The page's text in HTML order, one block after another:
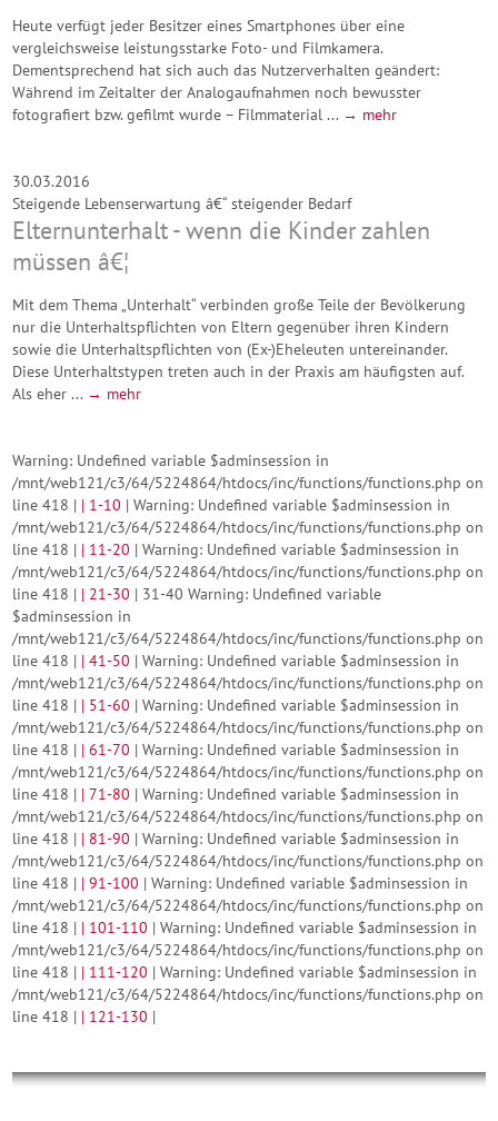
Heute verfügt jeder Besitzer eines Smartphones über eine
vergleichsweise leistungsstarke Foto- und Filmkamera.
Dementsprechend hat sich auch das Nutzerverhalten geändert:
Während im Zeitalter der Analogaufnahmen noch bewusster
fotografiert bzw. gefilmt wurde – Filmmaterial ... → mehr
30.03.2016
Steigende Lebenserwartung â€“ steigender Bedarf
Elternunterhalt - wenn die Kinder zahlen
müssen â€¦
Mit dem Thema „Unterhalt“ verbinden große Teile der Bevölkerung
nur die Unterhaltspflichten von Eltern gegenüber ihren Kindern
sowie die Unterhaltspflichten von (Ex-)Eheleuten untereinander.
Diese Unterhaltstypen treten auch in der Praxis am häufigsten auf.
Als eher ... → mehr
Warning: Undefined variable $adminsession in
/mnt/web121/c3/64/5224864/htdocs/inc/functions/functions.php on
line 418 | | 1-10 | Warning: Undefined variable $adminsession in
/mnt/web121/c3/64/5224864/htdocs/inc/functions/functions.php on
line 418 | | 11-20 | Warning: Undefined variable $adminsession in
/mnt/web121/c3/64/5224864/htdocs/inc/functions/functions.php on
line 418 | | 21-30 | 31-40 Warning: Undefined variable
$adminsession in
/mnt/web121/c3/64/5224864/htdocs/inc/functions/functions.php on
line 418 | |41-50 | Warning: Undefined variable $adminsession in
/mnt/web121/c3/64/5224864/htdocs/inc/functions/functions.php on
line 418 | | 51-60 | Warning: Undefined variable $adminsession in
/mnt/web121/c3/64/5224864/htdocs/inc/functions/functions.php on
line 418 | |61-70 | Warning: Undefined variable $adminsession in
/mnt/web121/c3/64/5224864/htdocs/inc/functions/functions.php on
line 418 | |71-80 | Warning: Undefined variable $adminsession in
/mnt/web121/c3/64/5224864/htdocs/inc/functions/functions.php on
line 418 | | 81-90 | Warning: Undefined variable $adminsession in
/mnt/web121/c3/64/5224864/htdocs/inc/functions/functions.php on
line 418 | |91-100 | Warning: Undefined variable $adminsession in
/mnt/web121/c3/64/5224864/htdocs/inc/functions/functions.php on
line 418 | | 101-110 | Warning: Undefined variable $adminsession in
/mnt/web121/c3/64/5224864/htdocs/inc/functions/functions.php on
line 418 | | 111-120 | Warning: Undefined variable $adminsession in
/mnt/web121/c3/64/5224864/htdocs/inc/functions/functions.php on
line 418 | | 121-130 |